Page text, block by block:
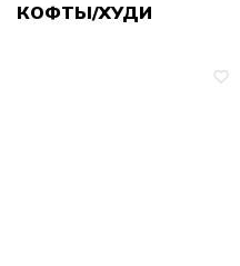
КОФТЫ/ХУДИ